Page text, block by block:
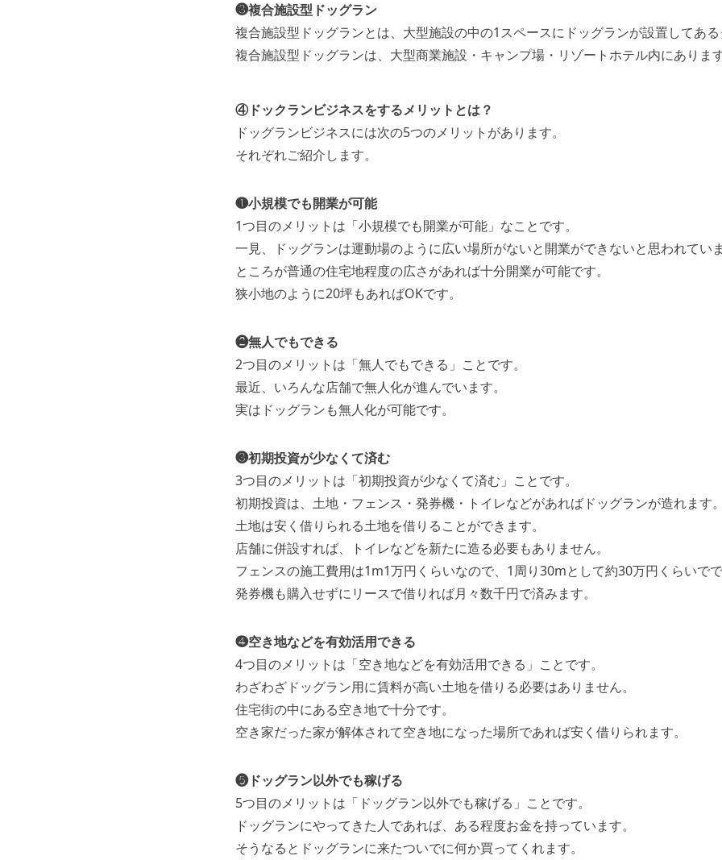
❸複合施設型ドッグラン
複合施設型ドッグランとは、大型施設の中の1スペースにドッグランが設置してあ
複合施設型ドッグランは、大型商業施設・キャンプ場・リゾートホテル内にありま
④ドックランビジネスをするメリットとは？
ドッグランビジネスには次の5つのメリットがあります。
それぞれご紹介します。
❶小規模でも開業が可能
1つ目のメリットは「小規模でも開業が可能」なことです。
一見、ドッグランは運動場のように広い場所がないと開業ができないと思われてい
ところが普通の住宅地程度の広さがあれば十分開業が可能です。
狭小地のように20坪もあればOKです。
❷無人でもできる
2つ目のメリットは「無人でもできる」ことです。
最近、いろんな店舗で無人化が進んでいます。
実はドッグランも無人化が可能です。
❸初期投資が少なくて済む
3つ目のメリットは「初期投資が少なくて済む」ことです。
初期投資は、土地・フェンス・発券機・トイレなどがあればドッグランが造れます
土地は安く借りられる土地を借りることができます。
店舗に併設すれば、トイレなどを新たに造る必要もありません。
フェンスの施工費用は1m1万円くらいなので、1周り30mとして約30万円くらいで
発券機も購入せずにリースで借りれば月々数千円で済みます。
❹空き地などを有効活用できる
4つ目のメリットは「空き地などを有効活用できる」ことです。
わざわざドッグラン用に賃料が高い土地を借りる必要はありません。
住宅街の中にある空き地で十分です。
空き家だった家が解体されて空き地になった場所であれば安く借りられます。
❺ドッグラン以外でも稼げる
5つ目のメリットは「ドッグラン以外でも稼げる」ことです。
ドッグランにやってきた人であれば、ある程度お金を持っています。
そうなるとドッグランに来たついでに何か買ってくれます。